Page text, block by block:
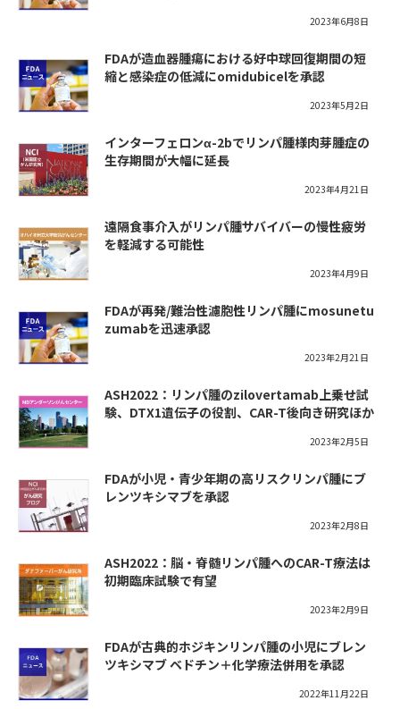
2023年6月8日
FDAが造血器腫瘍における好中球回復期間の短
縮と感染症の低減にomidubicelを承認
2023年5月2日
インターフェロンα-2bでリンパ腫様肉芽腫症の
生存期間が大幅に延長
2023年4月21日
遠隔食事介入がリンパ腫サバイバーの慢性疲労
を軽減する可能性
2023年4月9日
FDAが再発/難治性濾胞性リンパ腫にmosunetu
zumabを迅速承認
2023年2月21日
ASH2022：リンパ腫のzilovertamab上乗せ試
験、DTX1遺伝子の役割、CAR-T後向き研究ほか
2023年2月5日
FDAが小児・青少年期の高リスクリンパ腫にブ
レンツキシマブを承認
2023年2月8日
ASH2022：脳・脊髄リンパ腫へのCAR-T療法は
初期臨床試験で有望
2023年2月9日
FDAが古典的ホジキンリンパ腫の小児にブレン
ツキシマブ ベドチン＋化学療法併用を承認
2022年11月22日